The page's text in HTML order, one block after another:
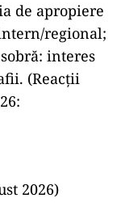
de apropiere
regional;
interes
(Reacții
2026)